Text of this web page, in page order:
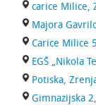
carice Milice,
Majora
Carice Milice
EGŠ „Nikola
Potiska,
Gimnazijska